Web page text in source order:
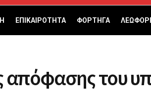
ΕΠΙΚΑΙΡΟΤΗΤΑ ΦΟΡΤΗΓΑ
απόφασης του